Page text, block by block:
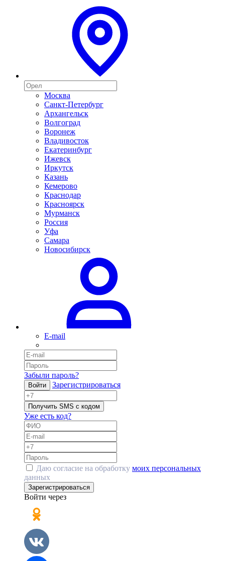
Москва
Санкт-Петербург
Архангельск
Волгоград
Воронеж
Владивосток
Екатеринбург
Ижевск
Иркутск
Казань
Кемерово
Краснодар
Красноярск
Мурманск
Россия
Уфа
Самара
Новосибирск
E-mail
Забыли пароль?
Войти Зарегистрироваться
Получить SMS с кодом
Уже есть код?
Даю согласие на обработку моих персональных
данных
Зарегистрироваться
Войти через